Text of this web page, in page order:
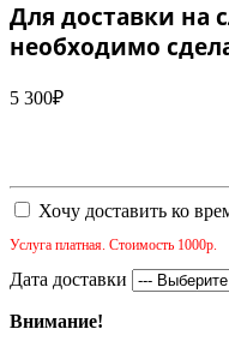
Для доставки на
необходимо
5 300₽
Хочу доставить ко
Услуга платная. Стоимость 1000р.
Дата доставки
Внимание!